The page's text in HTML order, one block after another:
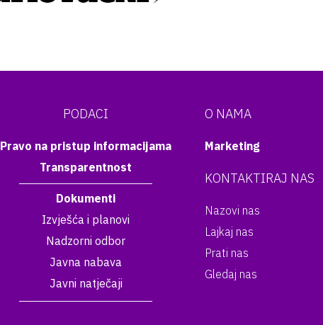
PODACI
Pravo na pristup informacijama
Transparentnost
Dokumenti
Izvješća i planovi
Nadzorni odbor
Javna nabava
Javni natječaji
O NAMA
Marketing
KONTAKTIRAJ NAS
Nazovi nas
Lajkaj nas
Prati nas
Gledaj nas